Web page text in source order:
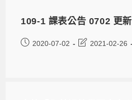
109-1 課表公告 0702 更新
2020-07-02 2021-02-26